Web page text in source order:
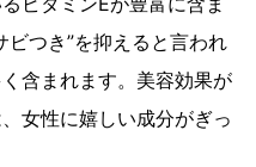
ビつき”を抑えると言われ
含まれます。美容効果が
女性に嬉しい成分がぎっ